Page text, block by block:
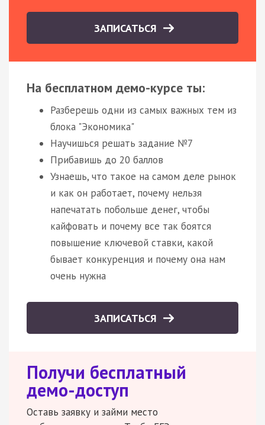
ЗАПИСАТЬСЯ
На бесплатном демо-курсе ты:
Разберешь одни из самых важных тем из
блока "Экономика"
Научишься решать задание №7
Прибавишь до 20 баллов
Узнаешь, что такое на самом деле рынок
и как он работает, почему нельзя
напечатать побольше денег, чтобы
кайфовать и почему все так боятся
повышение ключевой ставки, какой
бывает конкуренция и почему она нам
очень нужна
ЗАПИСАТЬСЯ
Получи бесплатный
демо-доступ
Оставь заявку и займи место